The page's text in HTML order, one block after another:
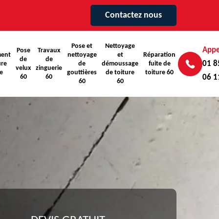
Contactez nous
Pose
de
velux
60
Travaux
de
zinguerie
60
Pose et
nettoyage
de
gouttières
60
Nettoyage
et
démoussage
de toiture
60
Réparation
fuite de
toiture 60
01
06